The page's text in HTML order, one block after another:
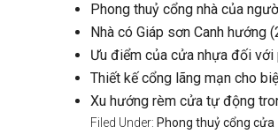
Phong thuỷ cổng nhà của
Nhà có Giáp sơn Canh hướng
Ưu điểm của cửa nhựa đối với
Thiết kế cổng lãng mạn cho
Xu hướng rèm cửa tự động
Filed Under: Phong thuỷ cổng cửa